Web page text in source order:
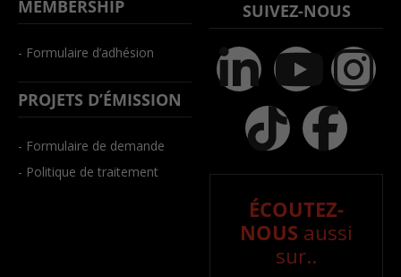
MEMBERSHIP
- Formulaire d’adhésion
PROJETS D’ÉMISSION
- Formulaire de demande
- Politique de traitement
SUIVEZ-NOUS
ÉCOUTEZ-
NOUS aussi
sur..